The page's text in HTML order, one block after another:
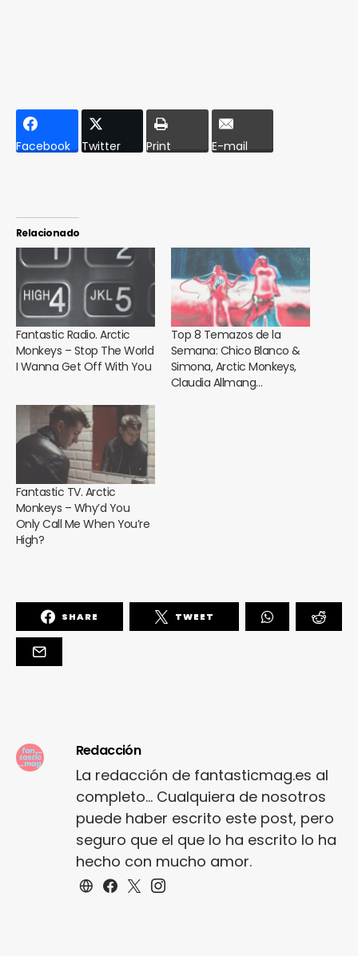
Facebook Twitter Print E-mail
Relacionado
Fantastic Radio. Arctic
Monkeys – Stop The World
I Wanna Get Off With You
Top 8 Temazos de la
Semana: Chico Blanco &
Simona, Arctic Monkeys,
Claudia Allmang…
Fantastic TV. Arctic
Monkeys – Why’d You
Only Call Me When You’re
High?
SHARE TWEET
Redacción
La redacción de fantasticmag.es al
completo... Cualquiera de nosotros
puede haber escrito este post, pero
seguro que el que lo ha escrito lo ha
hecho con mucho amor.